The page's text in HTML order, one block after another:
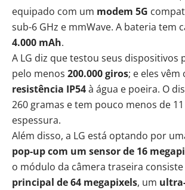
equipado com um modem 5G
sub-6 GHz e mmWave. A bateria tem
4.000 mAh.
A LG diz que testou seus dispositivos
pelo menos 200.000 giros; e eles vêm
resistência IP54à água e poeira. O
260 gramas e tem pouco menos de
espessura.
Além disso, a LG está optando por
pop-up com um sensor de 16
o módulo da câmera traseira
principal de 64 megapixels, um